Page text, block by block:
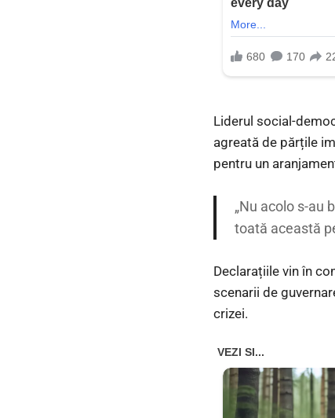
Liderul social-
agreată de părțile
pentru un
„Nu acolo s-au
toată această
Declarațiile vin în
scenarii de
crizei.